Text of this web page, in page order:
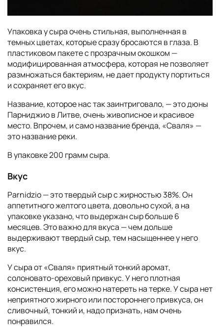
Упаковка у сыра очень стильная, выполненная в
темных цветах, которые сразу бросаются в глаза. В
пластиковом пакете с прозрачным окошком —
модифицированная атмосфера, которая не позволяет
размножаться бактериям, не дает продукту портиться
и сохраняет его вкус.
Название, которое нас так заинтриговало, — это дюны
Парниджио в Литве, очень живописное и красивое
место. Впрочем, и само название бренда, «Сваля» —
это название реки.
В упаковке 200 грамм сыра.
Вкус
Parnidzio — это твердый сыр с жирностью 38%. Он
аппетитного желтого цвета, довольно сухой, а на
упаковке указано, что выдержан сыр больше 6
месяцев. Это важно для вкуса — чем дольше
выдерживают твердый сыр, тем насыщеннее у него
вкус.
У сыра от «Сваля» приятный тонкий аромат,
солоновато-ореховый привкус. У него плотная
консистенция, его можно натереть на терке. У сыра нет
неприятного жирного или постороннего привкуса, он
сливочный, тонкий и, надо признать, нам очень
понравился.